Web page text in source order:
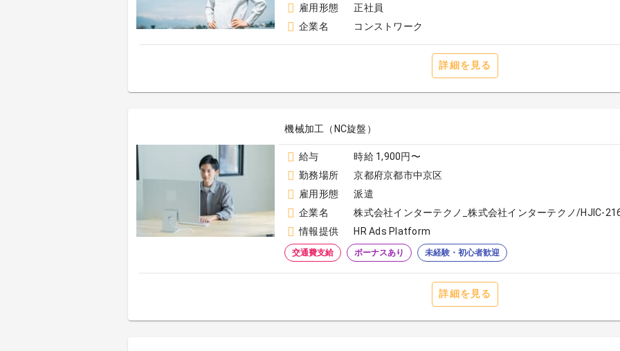
雇用形態
正社員
企業名
コンストワーク
詳細を見る
機械加工（NC旋盤）
給与
時給 1,900円〜
勤務場所
京都府京都市中京区
雇用形態
派遣
企業名
株式会社インターテクノ_株式会社インターテクノ/HJIC-
情報提供
HR Ads Platform
交通費支給 ボーナスあり 未経験・初心者歓迎
詳細を見る